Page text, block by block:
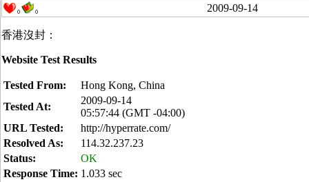
0 0 2009-09-14
香港沒封：
Website Test Results
Tested From:
Hong Kong, China
Tested At:
2009-09-14
05:57:44 (GMT -04:00)
URL Tested:
http://hyperrate.com/
Resolved As:
114.32.237.23
Status:
OK
Response Time: 1.033 sec